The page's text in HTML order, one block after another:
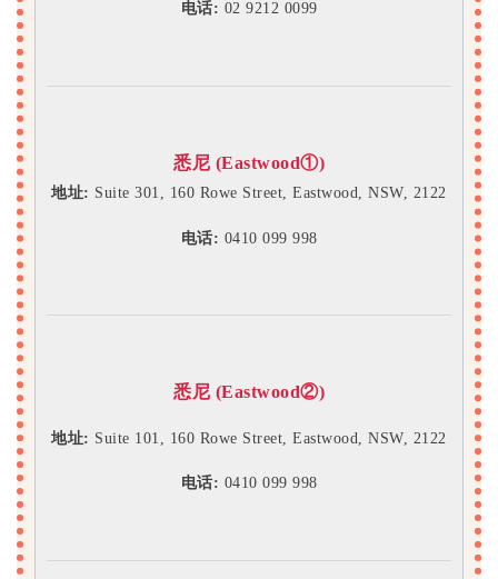
电话: 02 9212 0099
悉尼 (Eastwood①)
地址: Suite 301, 160 Rowe Street, Eastwood, NSW, 2122
电话: 0410 099 998
悉尼 (Eastwood②)
地址: Suite 101, 160 Rowe Street, Eastwood, NSW, 2122
电话: 0410 099 998